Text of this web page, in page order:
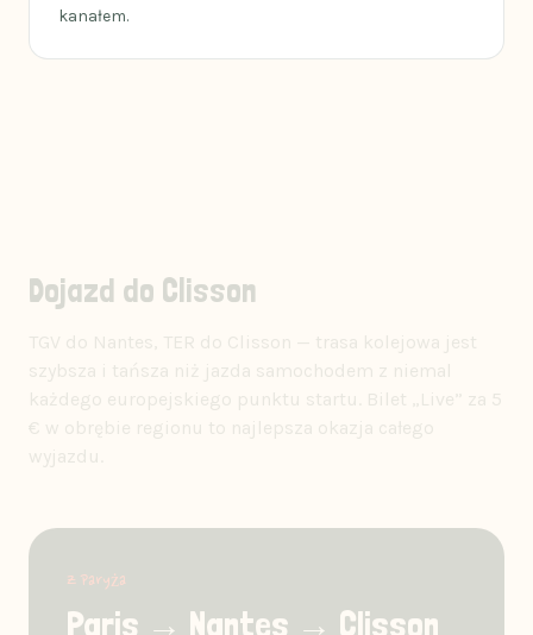
kanałem.
Dojazd do Clisson
Z Paryża
Paris → Nantes → Clisson